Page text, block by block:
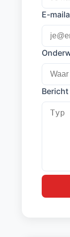
E-
Bericht